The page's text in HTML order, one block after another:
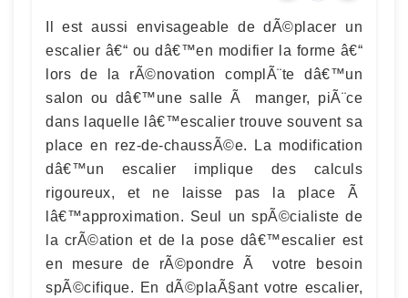
Il est aussi envisageable de dÃ©placer un
escalier â€“ ou dâ€™en modifier la forme â€“
lors de la rÃ©novation complÃ¨te dâ€™un
salon ou dâ€™une salle Ã manger, piÃ¨ce
dans laquelle lâ€™escalier trouve souvent sa
place en rez-de-chaussÃ©e. La modification
dâ€™un escalier implique des calculs
rigoureux, et ne laisse pas la place Ã
lâ€™approximation. Seul un spÃ©cialiste de
la crÃ©ation et de la pose dâ€™escalier est
en mesure de rÃ©pondre Ã votre besoin
spÃ©cifique. En dÃ©plaÃ§ant votre escalier,